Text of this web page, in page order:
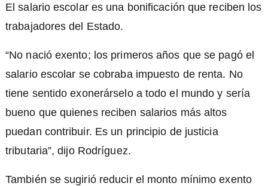
El salario escolar es una bonificación que reciben los
trabajadores del Estado.
“No nació exento; los primeros años que se pagó el
salario escolar se cobraba impuesto de renta. No
tiene sentido exonerárselo a todo el mundo y sería
bueno que quienes reciben salarios más altos
puedan contribuir. Es un principio de justicia
tributaria”, dijo Rodríguez.
También se sugirió reducir el monto mínimo exento